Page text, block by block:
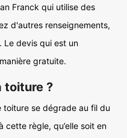
Franck qui utilise des
d'autres renseignements,
Le devis qui est un
gratuite.
toiture ?
se dégrade au fil du
cette règle, qu’elle soit en